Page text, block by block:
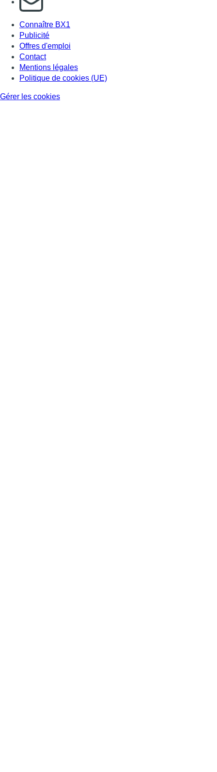
Connaître BX1
Publicité
Offres d'emploi
Contact
Mentions légales
Politique de cookies (UE)
Gérer les cookies